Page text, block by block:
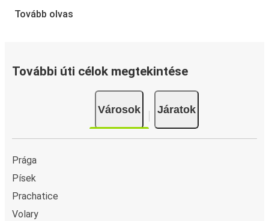
A jegyfoglalás a FlixBusnál gyerekjáték: a FlixBus App
közül választhatsz, mint például hitelkártya, Paypal,
Google és Apple Pay. Arra is lehetőség van, hogy a
fedélzeten vagy egy értékesítési ponton készpénzzel
Tovább olvas
További úti célok megtekintése
Városok Járatok
Prága
Písek
Prachatice
Volary